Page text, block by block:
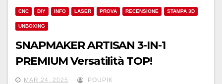
CNC DIY INFO LASER PROVA RECENSIONE STAMPA 3D
UNBOXING
SNAPMAKER ARTISAN 3-IN-1
PREMIUM Versatilità TOP!
MAR 24, 2025 POUPIK